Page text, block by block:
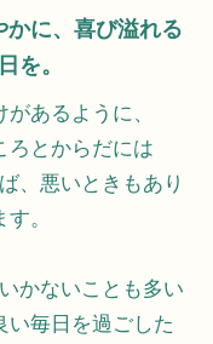
に、喜び溢れる
を。
あるように、
ろとからだには
、悪いときもあり
す。
かないことも多い
い毎日を過ごした